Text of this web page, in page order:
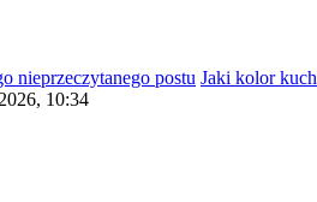
Jaki kolor
10:34